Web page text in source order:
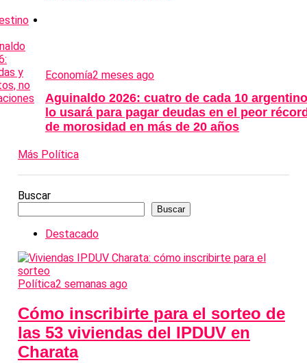
Economía2 meses ago
Aguinaldo 2026: cuatro de cada 10
lo usará para pagar deudas en el peor
de morosidad en más de 20 años
Más Política
Buscar
Buscar
Destacado
Política2 semanas ago
Cómo inscribirte para el sorteo de
las 53 viviendas del IPDUV en
Charata